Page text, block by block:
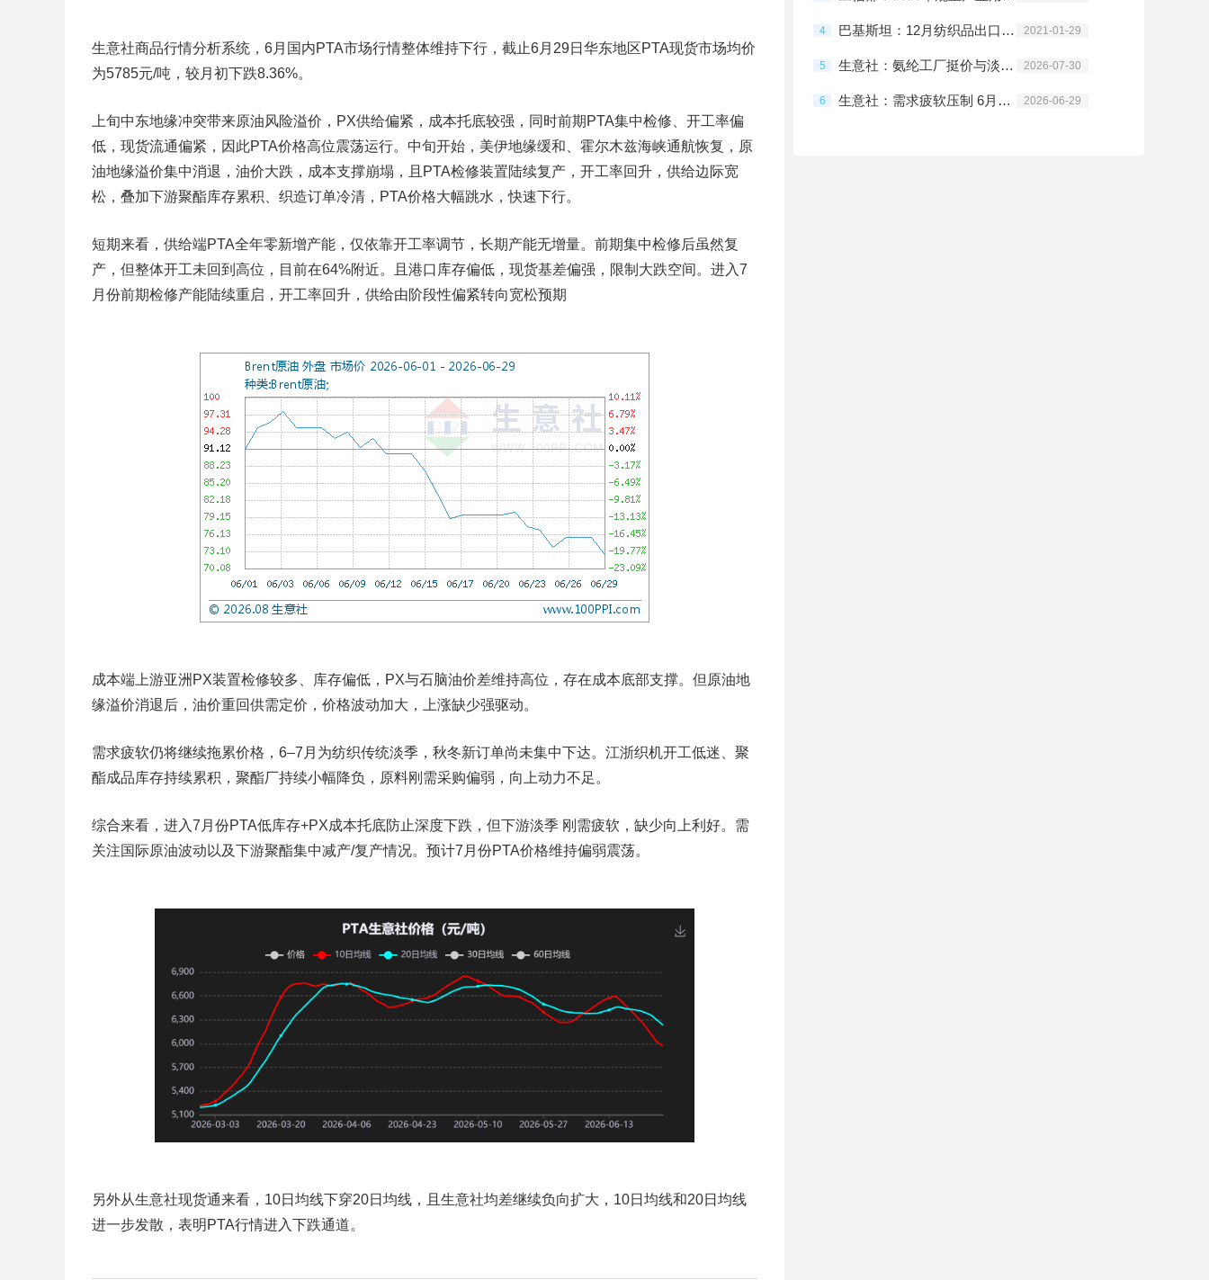
生意社商品行情分析系统，6月国内PTA市场行情整体维持下行，截止6月29日华东地区PTA现货市场均价
为5785元/吨，较月初下跌8.36%。
上旬中东地缘冲突带来原油风险溢价，PX供给偏紧，成本托底较强，同时前期PTA集中检修、开工率偏
低，现货流通偏紧，因此PTA价格高位震荡运行。中旬开始，美伊地缘缓和、霍尔木兹海峡通航恢复，原
油地缘溢价集中消退，油价大跌，成本支撑崩塌，且PTA检修装置陆续复产，开工率回升，供给边际宽
松，叠加下游聚酯库存累积、织造订单冷清，PTA价格大幅跳水，快速下行。
短期来看，供给端PTA全年零新增产能，仅依靠开工率调节，长期产能无增量。前期集中检修后虽然复
产，但整体开工未回到高位，目前在64%附近。且港口库存偏低，现货基差偏强，限制大跌空间。进入7
月份前期检修产能陆续重启，开工率回升，供给由阶段性偏紧转向宽松预期
成本端上游亚洲PX装置检修较多、库存偏低，PX与石脑油价差维持高位，存在成本底部支撑。但原油地
缘溢价消退后，油价重回供需定价，价格波动加大，上涨缺少强驱动。
需求疲软仍将继续拖累价格，6–7月为纺织传统淡季，秋冬新订单尚未集中下达。江浙织机开工低迷、聚
酯成品库存持续累积，聚酯厂持续小幅降负，原料刚需采购偏弱，向上动力不足。
综合来看，进入7月份PTA低库存+PX成本托底防止深度下跌，但下游淡季 刚需疲软，缺少向上利好。需
关注国际原油波动以及下游聚酯集中减产/复产情况。预计7月份PTA价格维持偏弱震荡。
另外从生意社现货通来看，10日均线下穿20日均线，且生意社均差继续负向扩大，10日均线和20日均线
进一步发散，表明PTA行情进入下跌通道。
4 巴基斯坦：12月纺织品出口劲增 棉花需求旺盛 2021-01-29
5 生意社：氨纶工厂挺价与淡季博弈 7月市场陷入僵持 2026-07-30
6 生意社：需求疲软压制 6月氨纶价格高位调整 2026-06-29